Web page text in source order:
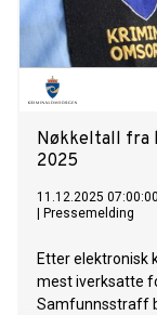
Nøkkeltall fra
2025
11.12.2025
Pressemelding
Etter elektronisk
mest iverksatte
Samfunnsstraff